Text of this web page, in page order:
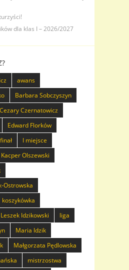
dla klas I – 2026/2027
awans
Barbara Sobczyszyn
Cezary Czernatowicz
Edward Florków
finał
I miejsce
Kacper Olszewski
Ostrowska
koszykówka
Leszek Idzikowski
liga
Maria Idzik
Małgorzata Pędlowska
mistrzostwa